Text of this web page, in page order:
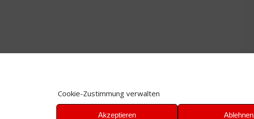
Cookie-Zustimmung verwalten
Akzeptieren Ablehnen